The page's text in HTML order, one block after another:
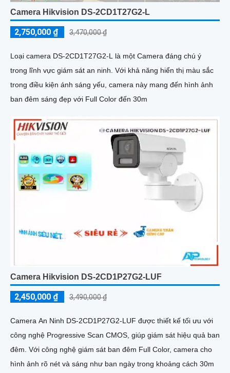
Camera Hikvision DS-2CD1T27G2-L
2,750,000 ₫ 3,470,000 ₫
Loại camera DS-2CD1T27G2-L là một Camera đáng chú ý
trong lĩnh vực giám sát an ninh. Với khả năng hiển thị màu sắc
trong điều kiện ánh sáng yếu, camera này mang đến hình ảnh
ban đêm sáng đẹp với Full Color đến 30m
Camera Hikvision DS-2CD1P27G2-LUF
2,450,000 ₫ 3,490,000 ₫
Camera An Ninh DS-2CD1P27G2-LUF được thiết kế tối ưu với
công nghệ Progressive Scan CMOS, giúp giám sát hiệu quả ban
đêm. Với công nghệ giám sát ban đêm Full Color, camera cho
hình ảnh rõ nét và sáng như ban ngày trong khoảng cách 30m